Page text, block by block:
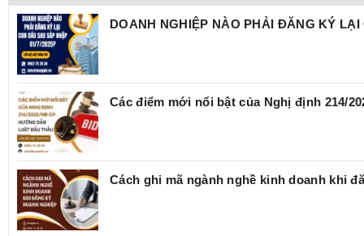
DOANH NGHIỆP NÀO PHẢI ĐĂNG KÝ
Các điểm mới nổi bật của Nghị định 214/
Cách ghi mã ngành nghề kinh doanh khi